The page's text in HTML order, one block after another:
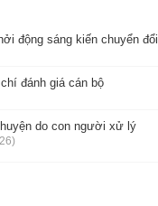
động sáng kiến chuyển đổi
đánh giá cán bộ
do con người xử lý